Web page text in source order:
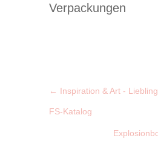
Verpackungen
← Inspiration & Art -
FS-Katalog